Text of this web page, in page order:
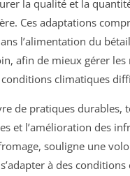
la qualité et la
Ces adaptations
l’alimentation du
afin de mieux gérer les
climatiques
de pratiques durables,
et l’amélioration des
souligne une
à des conditions